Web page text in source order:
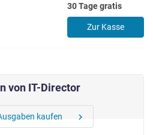
30 Tage gratis
Zur Kasse
von IT-Director
kaufen chevron_right